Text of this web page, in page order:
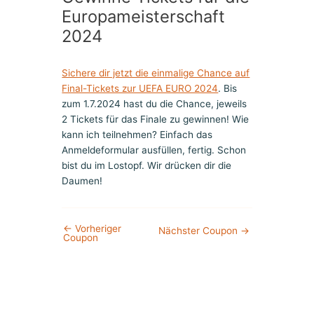
Europameisterschaft
2024
Sichere dir jetzt die einmalige Chance auf
Final-Tickets zur UEFA EURO 2024. Bis
zum 1.7.2024 hast du die Chance, jeweils
2 Tickets für das Finale zu gewinnen! Wie
kann ich teilnehmen? Einfach das
Anmeldeformular ausfüllen, fertig. Schon
bist du im Lostopf. Wir drücken dir die
Daumen!
← Vorheriger
Coupon
Nächster Coupon →